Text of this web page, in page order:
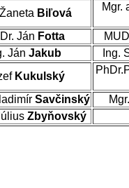
Biľová
Mgr.
Ján Fotta
Ján Jakub
Ing.
Kukulský
Savčinský
Zbyňovský